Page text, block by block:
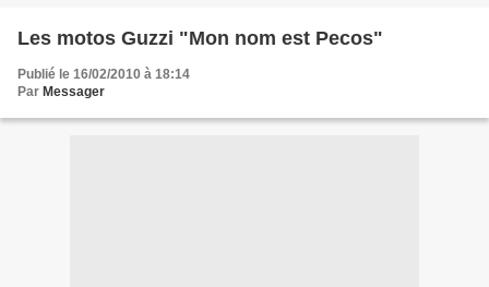
Les motos Guzzi "Mon nom est Pecos"
Publié le 16/02/2010 à 18:14
Par Messager